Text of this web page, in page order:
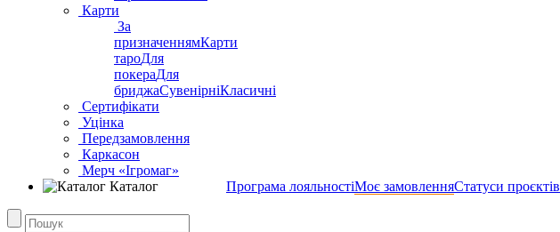
Карти
За
призначеннямКарти
тароДля
покераДля
бриджаСувенірніКласичні
Сертифікати
Уцінка
Передзамовлення
Каркасон
Мерч «Ігромаг»
Каталог
Програма лояльностіМоє замовленняСтатуси проєктів